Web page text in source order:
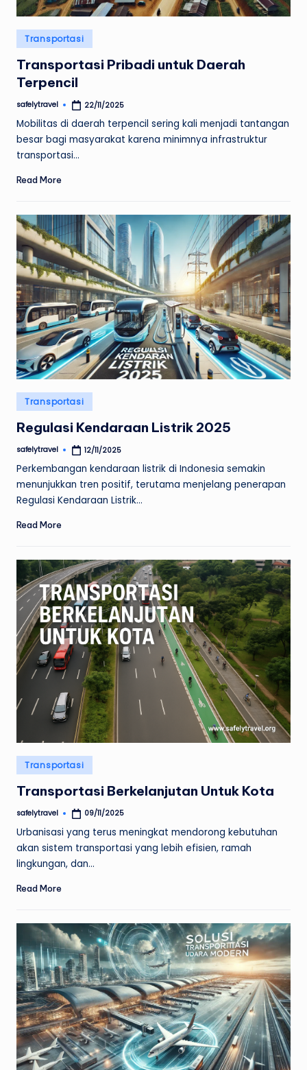
Posted
in
Transportasi
Transportasi Pribadi untuk Daerah
Terpencil
Posted
safelytravel 22/11/2025
Mobilitas di daerah terpencil sering kali menjadi tantangan
besar bagi masyarakat karena minimnya infrastruktur
transportasi…
Read More
Posted
in
Transportasi
Regulasi Kendaraan Listrik 2025
Posted
safelytravel 12/11/2025
Perkembangan kendaraan listrik di Indonesia semakin
menunjukkan tren positif, terutama menjelang penerapan
Regulasi Kendaraan Listrik…
Read More
Posted
in
Transportasi
Transportasi Berkelanjutan Untuk Kota
Posted
safelytravel 09/11/2025
Urbanisasi yang terus meningkat mendorong kebutuhan
akan sistem transportasi yang lebih efisien, ramah
lingkungan, dan…
Read More